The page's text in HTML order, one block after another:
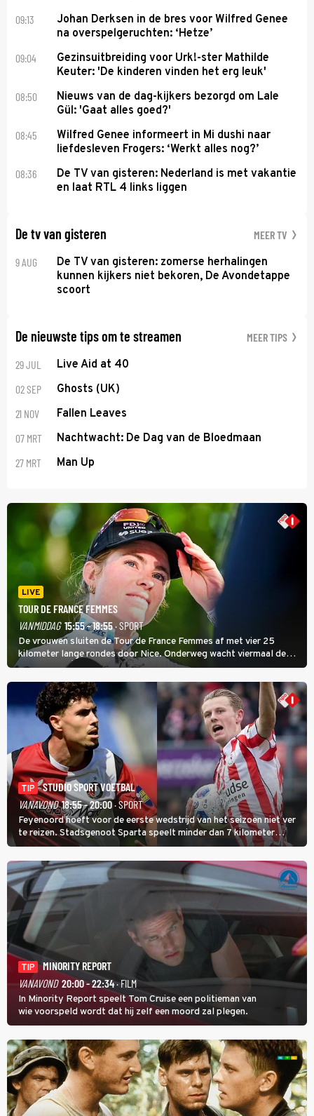
09:13
Johan Derksen in de bres voor Wilfred Genee
na overspelgeruchten: ‘Hetze’
09:04
Gezinsuitbreiding voor Urk!-ster Mathilde
Keuter: 'De kinderen vinden het erg leuk'
08:50
Nieuws van de dag-kijkers bezorgd om Lale
Gül: 'Gaat alles goed?'
08:45
Wilfred Genee informeert in Mi dushi naar
liefdesleven Frogers: ‘Werkt alles nog?’
08:36
De TV van gisteren: Nederland is met vakantie
en laat RTL 4 links liggen
De tv van gisteren MEER TV
9 AUG
De TV van gisteren: zomerse herhalingen
kunnen kijkers niet bekoren, De Avondetappe
scoort
De nieuwste tips om te streamen MEER TIPS
29 JUL Live Aid at 40
02 SEP Ghosts (UK)
21 NOV Fallen Leaves
07 MRT Nachtwacht: De Dag van de Bloedmaan
27 MRT Man Up
LIVE
TOUR DE FRANCE FEMMES
VANMIDDAG 15:55 - 18:55· SPORT
De vrouwen sluiten de Tour de France Femmes af met vier 25
kilometer lange rondes door Nice. Onderweg wacht viermaal de
zware Col d'Èze. Aan de finish op de Promenade des Anglais krijgt
de eindwinnaar de laatste gele trui.
TIP
STUDIO SPORT VOETBAL
VANAVOND 18:55 - 20:00· SPORT
Feyenoord hoeft voor de eerste wedstrijd van het seizoen niet ver
te reizen. Stadsgenoot Sparta speelt minder dan 7 kilometer
verderop. Feyenoord trok de Spaanse spits Nacho Ferri aan van
KVC Westerlo uit België.
TIP
MINORITY REPORT
VANAVOND 20:00 - 22:34· FILM
In Minority Report speelt Tom Cruise een politieman van
wie voorspeld wordt dat hij zelf een moord zal plegen.